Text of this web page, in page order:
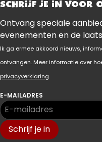
SCHRIJF JE IN VOOR
Ontvang speciale
evenementen en de
Ik ga ermee akkoord nieuws,
ontvangen. Meer informatie over
privacyverklaring
E-MAILADRES
Schrijf je in